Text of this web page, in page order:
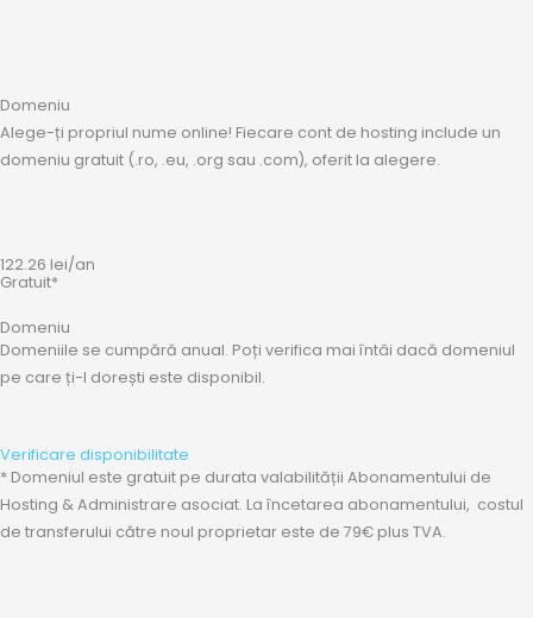
Domeniu
Alege-ți propriul nume online! Fiecare cont de hosting include un
domeniu gratuit (.ro, .eu, .org sau .com), oferit la alegere.
122.26 lei/an
Gratuit*
Domeniu
Domeniile se cumpără anual. Poți verifica mai întâi dacă domeniul
pe care ți-l dorești este disponibil.
Verificare disponibilitate
* Domeniul este gratuit pe durata valabilității Abonamentului de
Hosting & Administrare asociat. La încetarea abonamentului, costul
de transferului către noul proprietar este de 79€ plus TVA.